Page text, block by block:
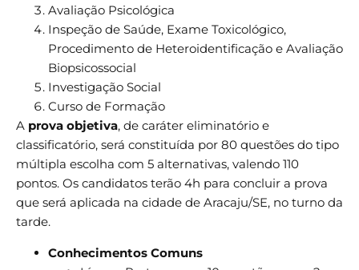
Avaliação Psicológica
Inspeção de Saúde, Exame Toxicológico,
Procedimento de Heteroidentificação e Avaliação
Biopsicossocial
Investigação Social
Curso de Formação
A prova objetiva, de caráter eliminatório e
classificatório, será constituída por 80 questões do tipo
múltipla escolha com 5 alternativas, valendo 110
pontos. Os candidatos terão 4h para concluir a prova
que será aplicada na cidade de Aracaju/SE, no turno da
tarde.
Conhecimentos Comuns